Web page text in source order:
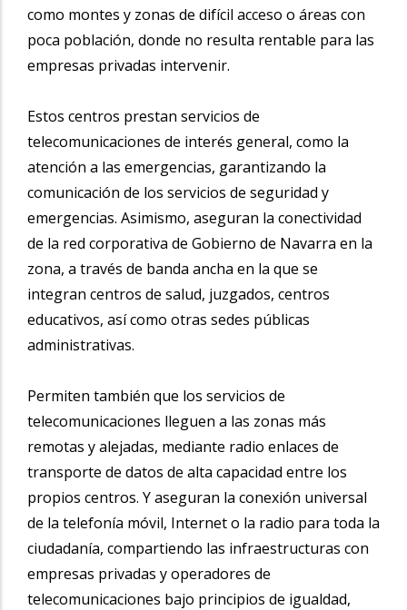
como montes y zonas de difícil acceso o áreas con
poca población, donde no resulta rentable para las
empresas privadas intervenir.
Estos centros prestan servicios de
telecomunicaciones de interés general, como la
atención a las emergencias, garantizando la
comunicación de los servicios de seguridad y
emergencias. Asimismo, aseguran la conectividad
de la red corporativa de Gobierno de Navarra en la
zona, a través de banda ancha en la que se
integran centros de salud, juzgados, centros
educativos, así como otras sedes públicas
administrativas.
Permiten también que los servicios de
telecomunicaciones lleguen a las zonas más
remotas y alejadas, mediante radio enlaces de
transporte de datos de alta capacidad entre los
propios centros. Y aseguran la conexión universal
de la telefonía móvil, Internet o la radio para toda la
ciudadanía, compartiendo las infraestructuras con
empresas privadas y operadores de
telecomunicaciones bajo principios de igualdad,